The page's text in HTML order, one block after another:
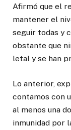
Afirmó que el
mantener el
seguir todas y
obstante que
letal y se han
Lo anterior,
contamos con
al menos una
inmunidad por